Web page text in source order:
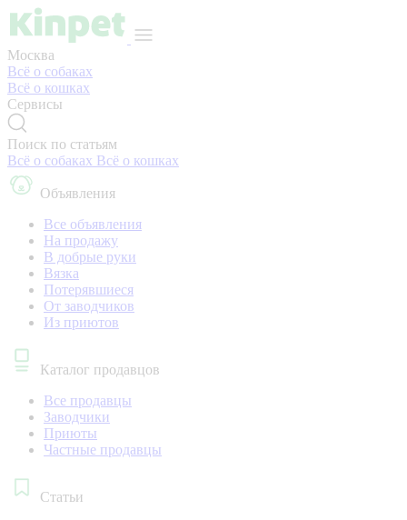
Москва
Всё о собаках
Всё о кошках
Сервисы
Поиск по статьям
Всё о собаках Всё о кошках
Объявления
Все объявления
На продажу
В добрые руки
Вязка
Потерявшиеся
От заводчиков
Из приютов
Каталог продавцов
Все продавцы
Заводчики
Приюты
Частные продавцы
Статьи